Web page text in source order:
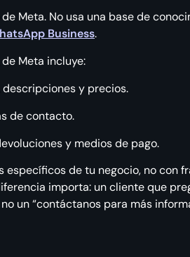
Meta. No usa una base de
Business.
de Meta incluye:
descripciones y precios.
de contacto.
y medios de pago.
de tu negocio, no con
importa: un cliente que
un “contáctanos para más